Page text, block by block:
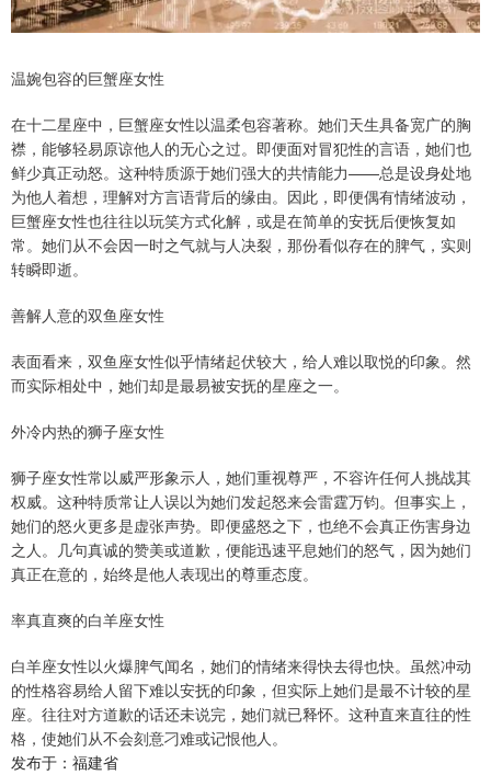
温婉包容的巨蟹座女性
在十二星座中，巨蟹座女性以温柔包容著称。她们天生具备宽广的胸
襟，能够轻易原谅他人的无心之过。即便面对冒犯性的言语，她们也
鲜少真正动怒。这种特质源于她们强大的共情能力——总是设身处地
为他人着想，理解对方言语背后的缘由。因此，即便偶有情绪波动，
巨蟹座女性也往往以玩笑方式化解，或是在简单的安抚后便恢复如
常。她们从不会因一时之气就与人决裂，那份看似存在的脾气，实则
转瞬即逝。
善解人意的双鱼座女性
表面看来，双鱼座女性似乎情绪起伏较大，给人难以取悦的印象。然
而实际相处中，她们却是最易被安抚的星座之一。
外冷内热的狮子座女性
狮子座女性常以威严形象示人，她们重视尊严，不容许任何人挑战其
权威。这种特质常让人误以为她们发起怒来会雷霆万钧。但事实上，
她们的怒火更多是虚张声势。即便盛怒之下，也绝不会真正伤害身边
之人。几句真诚的赞美或道歉，便能迅速平息她们的怒气，因为她们
真正在意的，始终是他人表现出的尊重态度。
率真直爽的白羊座女性
白羊座女性以火爆脾气闻名，她们的情绪来得快去得也快。虽然冲动
的性格容易给人留下难以安抚的印象，但实际上她们是最不计较的星
座。往往对方道歉的话还未说完，她们就已释怀。这种直来直往的性
格，使她们从不会刻意刁难或记恨他人。
发布于：福建省